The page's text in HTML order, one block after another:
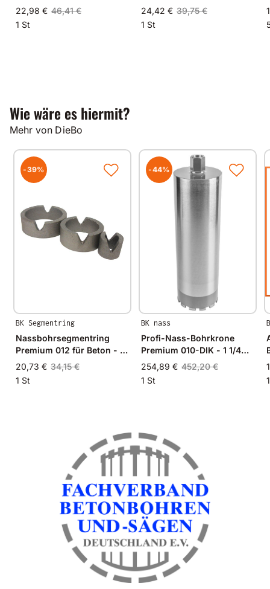
100-500mm
22,98 € 46,41 €
1 St
24mm - 24/19mm
24,42 € 39,75 €
1 St
Wie wäre es hiermit?
Mehr von DieBo
-39%
BK Segmentring
Nassbohrsegmentring
Premium 012 für Beton - Ø
20mm - 20/15mm
20,73 € 34,15 €
1 St
-44%
BK nass
Profi-Nass-Bohrkrone
Premium 010-DIK - 1 1/4
Zoll - NL450mm - Ø
215mm
254,89 € 452,20 €
1 St